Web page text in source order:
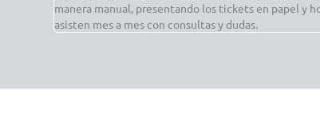
manera manual, presentando los tickets en papel y
asisten mes a mes con consultas y dudas.